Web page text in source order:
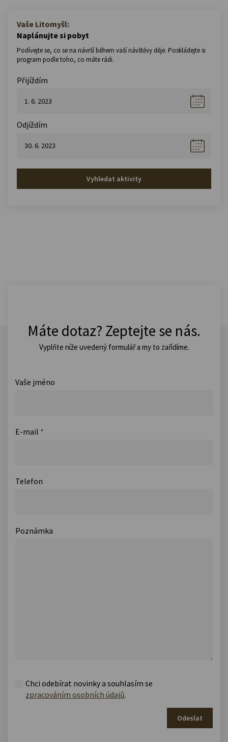
Vaše Litomyšl:
Naplánujte si pobyt
Podívejte se, co se na návrší během vaší návštěvy děje. Poskládejte si
program podle toho, co máte rádi.
Přijíždím
Odjíždím
Vyhledat aktivity
Máte dotaz? Zeptejte se nás.
Vyplňte níže uvedený formulář a my to zařídíme.
Vaše jméno
E-mail *
Telefon
Poznámka
Chci odebírat novinky a souhlasím se
zpracováním osobních údajů.
Odeslat